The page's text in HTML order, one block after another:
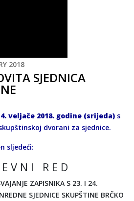
2018
SJEDNICA
veljače 2018. godine (srijeda) s
dvorani za sjednice.
sljedeći:
E V N I R E D
ZAPISNIKA S 23. I 24.
SJEDNICE SKUPŠTINE BRČKO